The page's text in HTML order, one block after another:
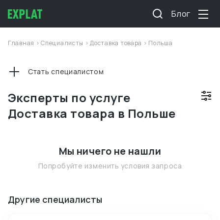
Блог
Главная >Специалисты >Доставка товара > Польша
Эксперты по услуге
Доставка товара в Польше
Стать специалистом
Мы ничего не нашли
Попробуйте изменить условия запроса
Другие специалисты